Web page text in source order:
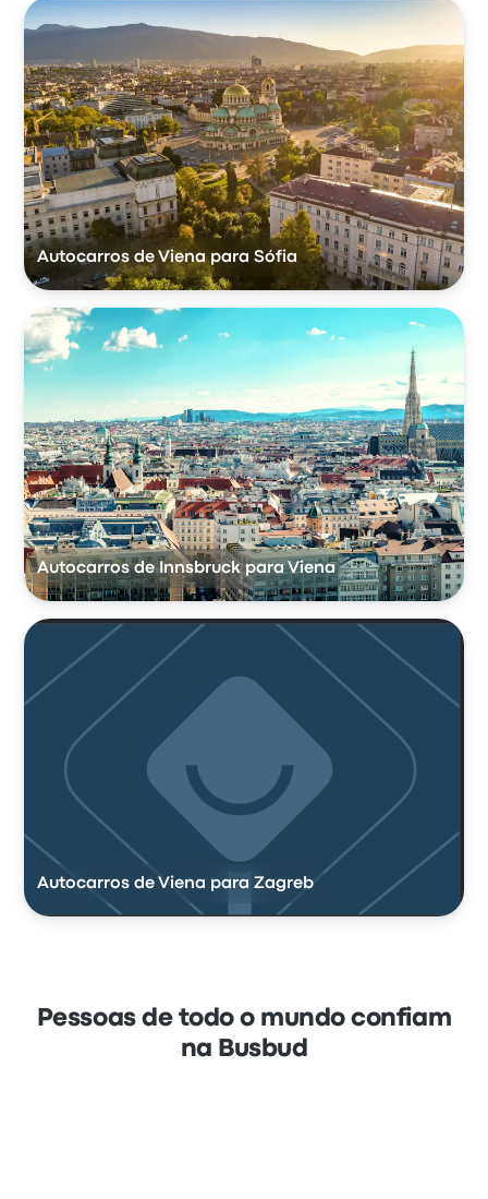
Autocarros de Viena para Sófia
Autocarros de Innsbruck para Viena
Autocarros de Viena para Zagreb
Pessoas de todo o mundo confiam
na Busbud